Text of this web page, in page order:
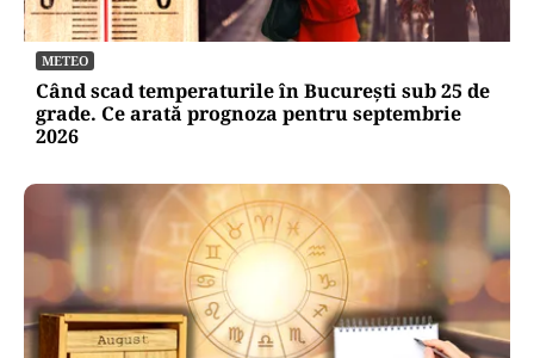
METEO
Când scad temperaturile în București sub 25 de
grade. Ce arată prognoza pentru septembrie
2026